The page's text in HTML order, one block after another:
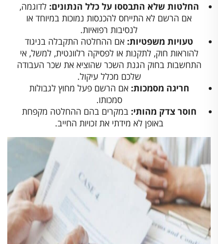
החלטות שלא התבססו על כלל הנתונים: לדוגמה,
אם הרשם לא התייחס להכנסות נמוכות במיוחד או
לנסיבות רפואיות.
טעויות משפטיות: אם ההחלטה התקבלה בניגוד
להוראות חוק, לתקנות או לפסיקה רלוונטית, למשל, אי
התחשבות בחוק הגנת השכר שהוציא את שכר העבודה
שלכם מכלל עיקול.
חריגה מסמכות: אם הרשם פעל מחוץ לגבולות
סמכותו.
חוסר צדק מהותי: במקרים בהם ההחלטה מקפחת
באופן לא מידתי את זכויות החייב.